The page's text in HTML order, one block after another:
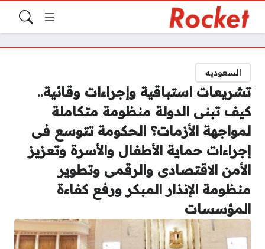
السعوديه
تشريعات استباقية وإجراءات وقائية..
كيف تبنى الدولة منظومة متكاملة
لمواجهة الأزمات؟ الحكومة تتوسع فى
إجراءات حماية الأطفال والأسرة وتعزيز
الأمن الاقتصادى والرقمى وتطوير
منظومة الإنذار المبكر ورفع كفاءة
المؤسسات